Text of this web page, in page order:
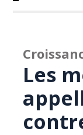
Les